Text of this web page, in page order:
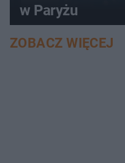
w Paryżu
ZOBACZ WIĘCEJ